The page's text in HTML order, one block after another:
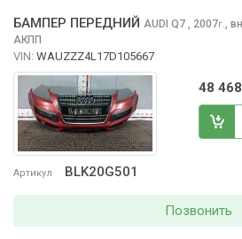
Артикул BLK20G501
БАМПЕР ПЕРЕДНИЙ AUDI Q7 , 2007г.,
АКПП
VIN: WAUZZZ4L17D105667
48
Позвонить